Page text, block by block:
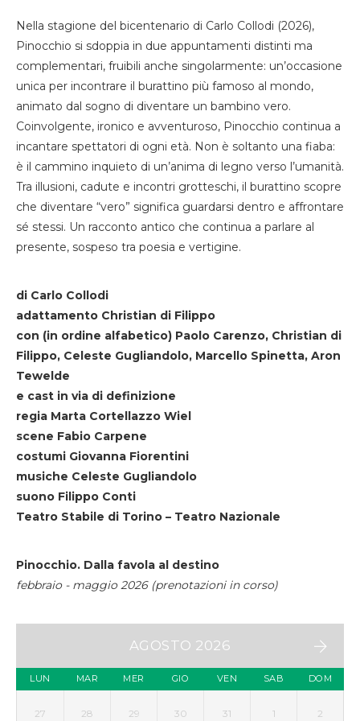
Nella stagione del bicentenario di Carlo Collodi (2026),
Pinocchio si sdoppia in due appuntamenti distinti ma
complementari, fruibili anche singolarmente: un’occasione
unica per incontrare il burattino più famoso al mondo,
animato dal sogno di diventare un bambino vero.
Coinvolgente, ironico e avventuroso, Pinocchio continua a
incantare spettatori di ogni età. Non è soltanto una fiaba:
è il cammino inquieto di un’anima di legno verso l’umanità.
Tra illusioni, cadute e incontri grotteschi, il burattino scopre
che diventare “vero” significa guardarsi dentro e affrontare
sé stessi. Un racconto antico che continua a parlare al
presente, sospeso tra poesia e vertigine.
di Carlo Collodi
adattamento Christian di Filippo
con (in ordine alfabetico) Paolo Carenzo, Christian di
Filippo, Celeste Gugliandolo, Marcello Spinetta, Aron
Tewelde
e cast in via di definizione
regia Marta Cortellazzo Wiel
scene Fabio Carpene
costumi Giovanna Fiorentini
musiche Celeste Gugliandolo
suono Filippo Conti
Teatro Stabile di Torino – Teatro Nazionale
Pinocchio. Dalla favola al destino
febbraio - maggio 2026 (prenotazioni in corso)
AGOSTO 2026
LUN MAR MER GIO VEN SAB DOM
27 28 29 30 31 1 2